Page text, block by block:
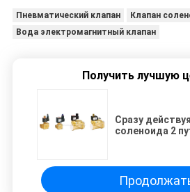
Пневматический клапан
Клапан
Вода электромагнитный клапан
Получить лучшую
Сразу
соленоида 2